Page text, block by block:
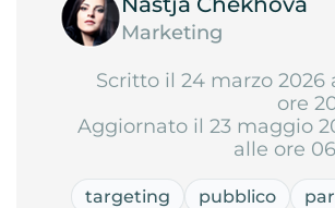
Marketing
Scritto il 24 marzo 2026
ore
Aggiornato il 23 maggio
alle ore
targeting pubblico